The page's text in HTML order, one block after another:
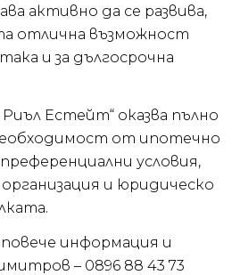
активно да се развива,
отлична възможност
и за дългосрочна
Естейт“ оказва пълно
от ипотечно
условия,
и юридическо
информация и
– 0896 88 43 73